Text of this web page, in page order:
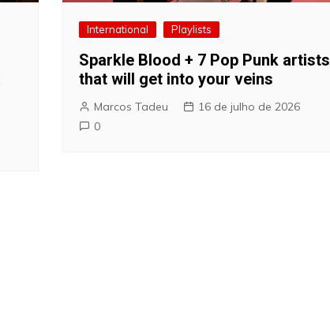
International Playlists
Sparkle Blood + 7 Pop Punk artists
that will get into your veins
Marcos Tadeu
16 de julho de 2026
0